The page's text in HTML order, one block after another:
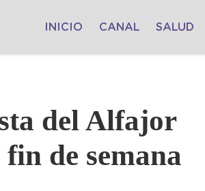
INICIO CANAL SALUD
del Alfajor
fin de semana